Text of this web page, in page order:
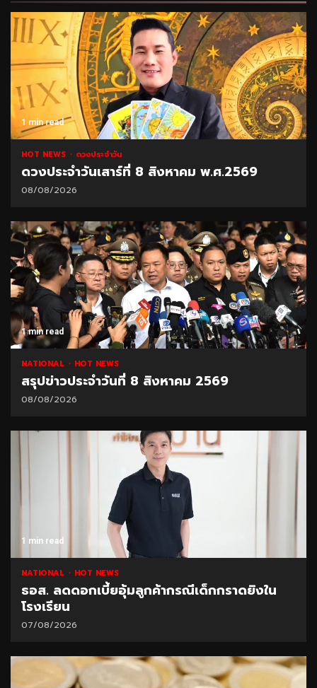
1 min read
HOT NEWS ดวงประจำวัน
ดวงประจำวันเสาร์ที่ 8 สิงหาคม พ.ศ.2569
08/08/2026
1 min read
NATIONAL HOT NEWS
สรุปข่าวประจำวันที่ 8 สิงหาคม 2569
08/08/2026
1 min read
NATIONAL HOT NEWS
ธอส. ลดดอกเบี้ยอุ้มลูกค้ากรณีเด็กกราดยิงใน
โรงเรียน
07/08/2026